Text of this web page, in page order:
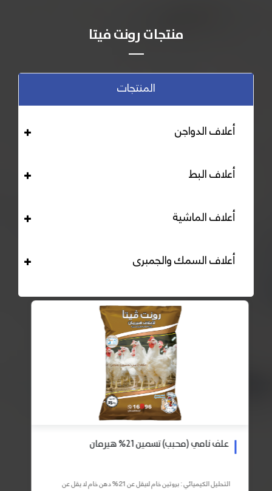
منتجات رونت فيتا
المنتجات
أعلاف الدواجن
أعلاف البط
أعلاف الماشية
أعلاف السمك والجمبرى
علف نامي (محبب) تسمين 21% هيرمان
التحليل الكيميائي : بروتين خام لايقل عن 21% دهن خام لا يقل عن